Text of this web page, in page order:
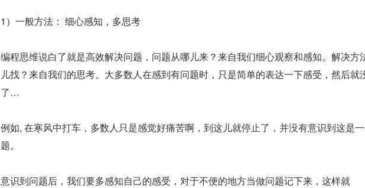
1）一般方法： 细心感知，多思考
编程思维说白了就是高效解决问题，问题从哪儿来？来自我们细心观察和感知。解决方
儿找？来自我们的思考。大多数人在感到有问题时，只是简单的表达一下感受，然后就
了…
例如, 在寒风中打车，多数人只是感觉好痛苦啊，到这儿就停止了，并没有意识到这是
题。
意识到问题后，我们要多感知自己的感受，对于不便的地方当做问题记下来，这样就